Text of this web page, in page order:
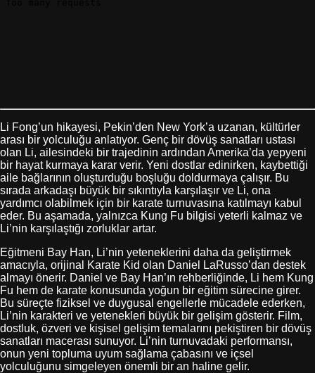
Li Fong’un hikayesi, Pekin’den New York’a uzanan, kültürler
arası bir yolculuğu anlatıyor. Genç bir dövüş sanatları ustası
olan Li, ailesindeki bir trajedinin ardından Amerika’da yepyeni
bir hayat kurmaya karar verir. Yeni dostlar edinirken, kaybettiği
aile bağlarının oluşturduğu boşluğu doldurmaya çalışır. Bu
sırada arkadaşı büyük bir sıkıntıyla karşılaşır ve Li, ona
yardımcı olabilmek için bir karate turnuvasına katılmayı kabul
eder. Bu aşamada, yalnızca Kung Fu bilgisi yeterli kalmaz ve
Li’nin karşılaştığı zorluklar artar.
Eğitmeni Bay Han, Li’nin yeteneklerini daha da geliştirmek
amacıyla, orijinal Karate Kid olan Daniel LaRusso’dan destek
almayı önerir. Daniel ve Bay Han’ın rehberliğinde, Li hem Kung
Fu hem de karate konusunda yoğun bir eğitim sürecine girer.
Bu süreçte fiziksel ve duygusal engellerle mücadele ederken,
Li’nin karakteri ve yetenekleri büyük bir gelişim gösterir. Film,
dostluk, özveri ve kişisel gelişim temalarını pekiştiren bir dövüş
sanatları macerası sunuyor. Li’nin turnuvadaki performansı,
onun yeni topluma uyum sağlama çabasını ve içsel
yolculuğunu simgeleyen önemli bir an haline gelir.